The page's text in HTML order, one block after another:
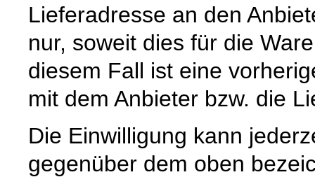
Lieferadresse an den
nur, soweit dies für die
diesem Fall ist eine
mit dem Anbieter bzw. die
Die Einwilligung kann
gegenüber dem oben